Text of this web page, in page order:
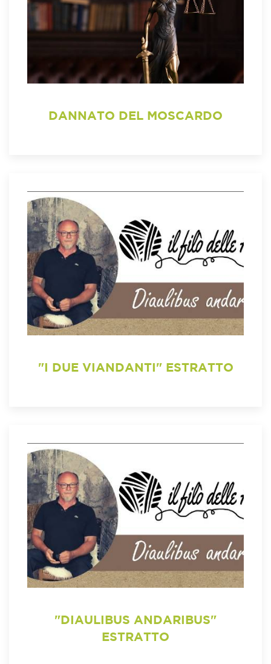
DANNATO DEL MOSCARDO
"I DUE VIANDANTI" ESTRATTO
"DIAULIBUS ANDARIBUS"
ESTRATTO